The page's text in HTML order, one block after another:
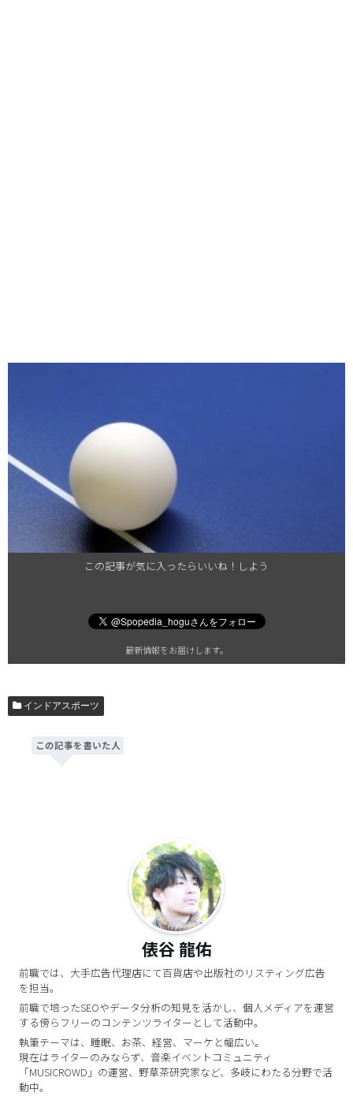
この記事が気に入ったらいいね！しよう
最新情報をお届けします。
インドアスポーツ
この記事を書いた人
俵谷 龍佑
前職では、大手広告代理店にて百貨店や出版社のリスティング広告
を担当。
前職で培ったSEOやデータ分析の知見を活かし、個人メディアを運営
する傍らフリーのコンテンツライターとして活動中。
執筆テーマは、睡眠、お茶、経営、マーケと幅広い。
現在はライターのみならず、音楽イベントコミュニティ
「MUSICROWD」の運営、野草茶研究家など、多岐にわたる分野で活
動中。